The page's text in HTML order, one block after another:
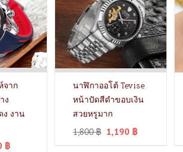
จาก
ง
ง งาน
฿
นาฬิกาออโต้ Tevise
หน้าปัดสีดำขอบเงิน
สวยหรูมาก
1,800฿ 1,190 ฿